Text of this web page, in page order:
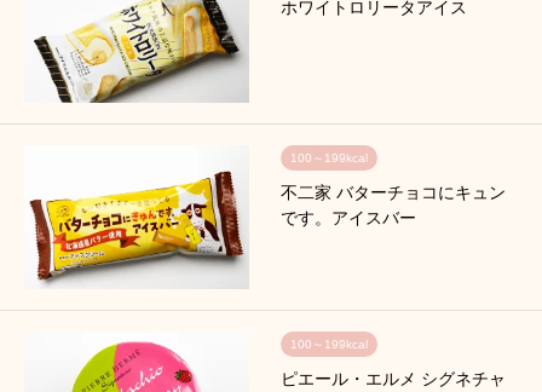
ホワイトロリータアイス
100～199kcal
不二家 バターチョコにキュン
です。アイスバー
100～199kcal
ピエール・エルメ シグネチャ